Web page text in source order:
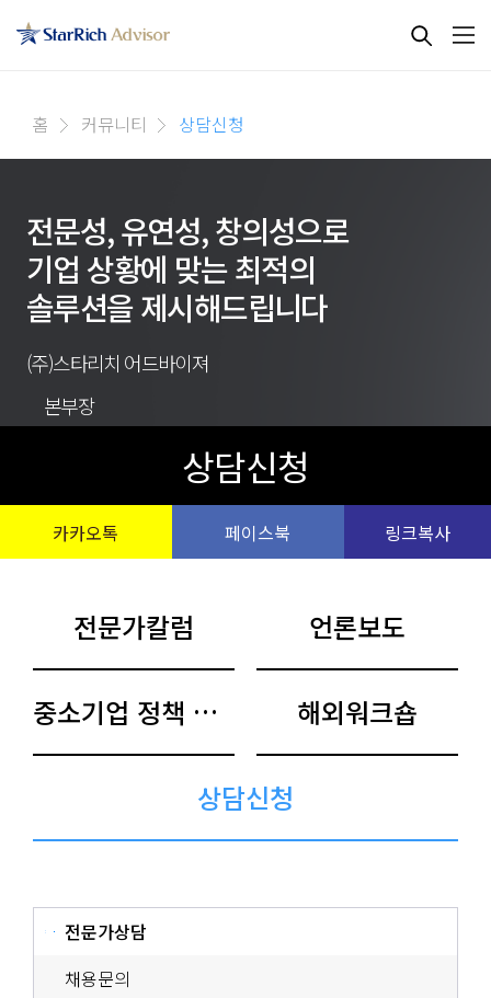
홈 커뮤니티 상담신청
전문성, 유연성, 창의성으로
기업 상황에 맞는 최적의
솔루션을 제시해드립니다
(주)스타리치 어드바이져
본부장
상담신청
카카오톡 페이스북 링크복사
전문가칼럼 언론보도
중소기업 정책 아카이브 해외워크숍
상담신청
전문가상담
채용문의